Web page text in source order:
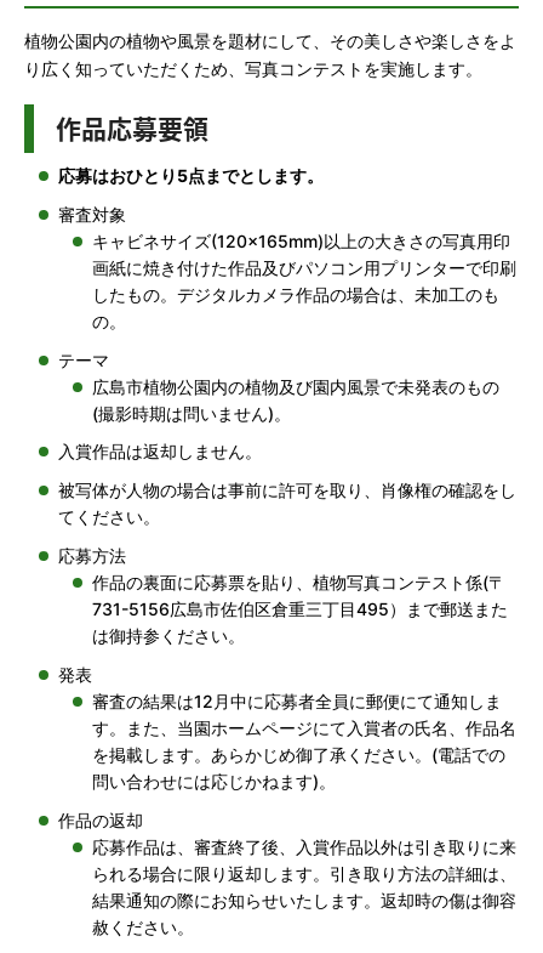
植物公園内の植物や風景を題材にして、その美しさや楽しさをよ
り広く知っていただくため、写真コンテストを実施します。
作品応募要領
応募はおひとり5点までとします。
審査対象
キャビネサイズ(120×165mm)以上の大きさの写真用印
画紙に焼き付けた作品及びパソコン用プリンターで印刷
したもの。デジタルカメラ作品の場合は、未加工のも
の。
テーマ
広島市植物公園内の植物及び園内風景で未発表のもの
(撮影時期は問いません)。
入賞作品は返却しません。
被写体が人物の場合は事前に許可を取り、肖像権の確認をし
てください。
応募方法
作品の裏面に応募票を貼り、植物写真コンテスト係(〒
731-5156広島市佐伯区倉重三丁目495）まで郵送また
は御持参ください。
発表
審査の結果は12月中に応募者全員に郵便にて通知しま
す。また、当園ホームページにて入賞者の氏名、作品名
を掲載します。あらかじめ御了承ください。(電話での
問い合わせには応じかねます)。
作品の返却
応募作品は、審査終了後、入賞作品以外は引き取りに来
られる場合に限り返却します。引き取り方法の詳細は、
結果通知の際にお知らせいたします。返却時の傷は御容
赦ください。